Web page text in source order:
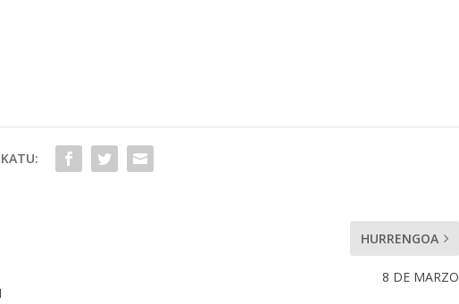
HURRENGOA
8 DE MARZO